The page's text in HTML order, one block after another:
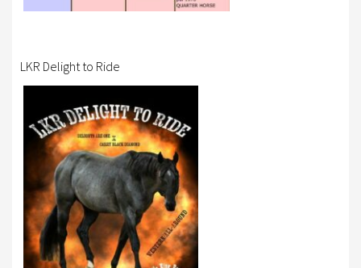
LKR Delight to Ride